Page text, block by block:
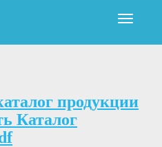
продукции
Каталог